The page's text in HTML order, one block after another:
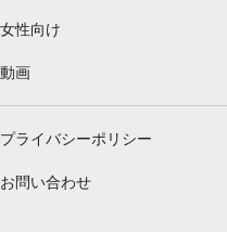
女性向け
動画
プライバシーポリシー
お問い合わせ